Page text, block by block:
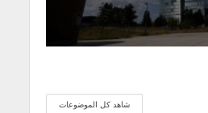
شاهد كل الموضوعات